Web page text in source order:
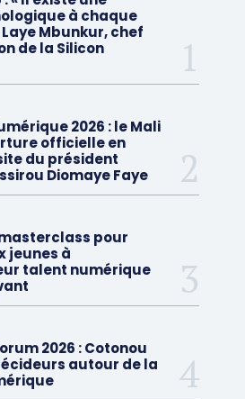
à chaque
Mbunkur, chef
de la Silicon
2026 : le Mali
officielle en
du président
Diomaye Faye
masterclass pour
jeunes à
talent numérique
2026 : Cotonou
autour de la